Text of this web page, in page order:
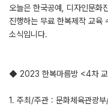
오늘은 한국공예, 디자인문화
진행하는 무료 한복제작 교육
소식입니다.
◆ 2023 한복마름방 <4차
1. 주최/주관 : 문화체육관광